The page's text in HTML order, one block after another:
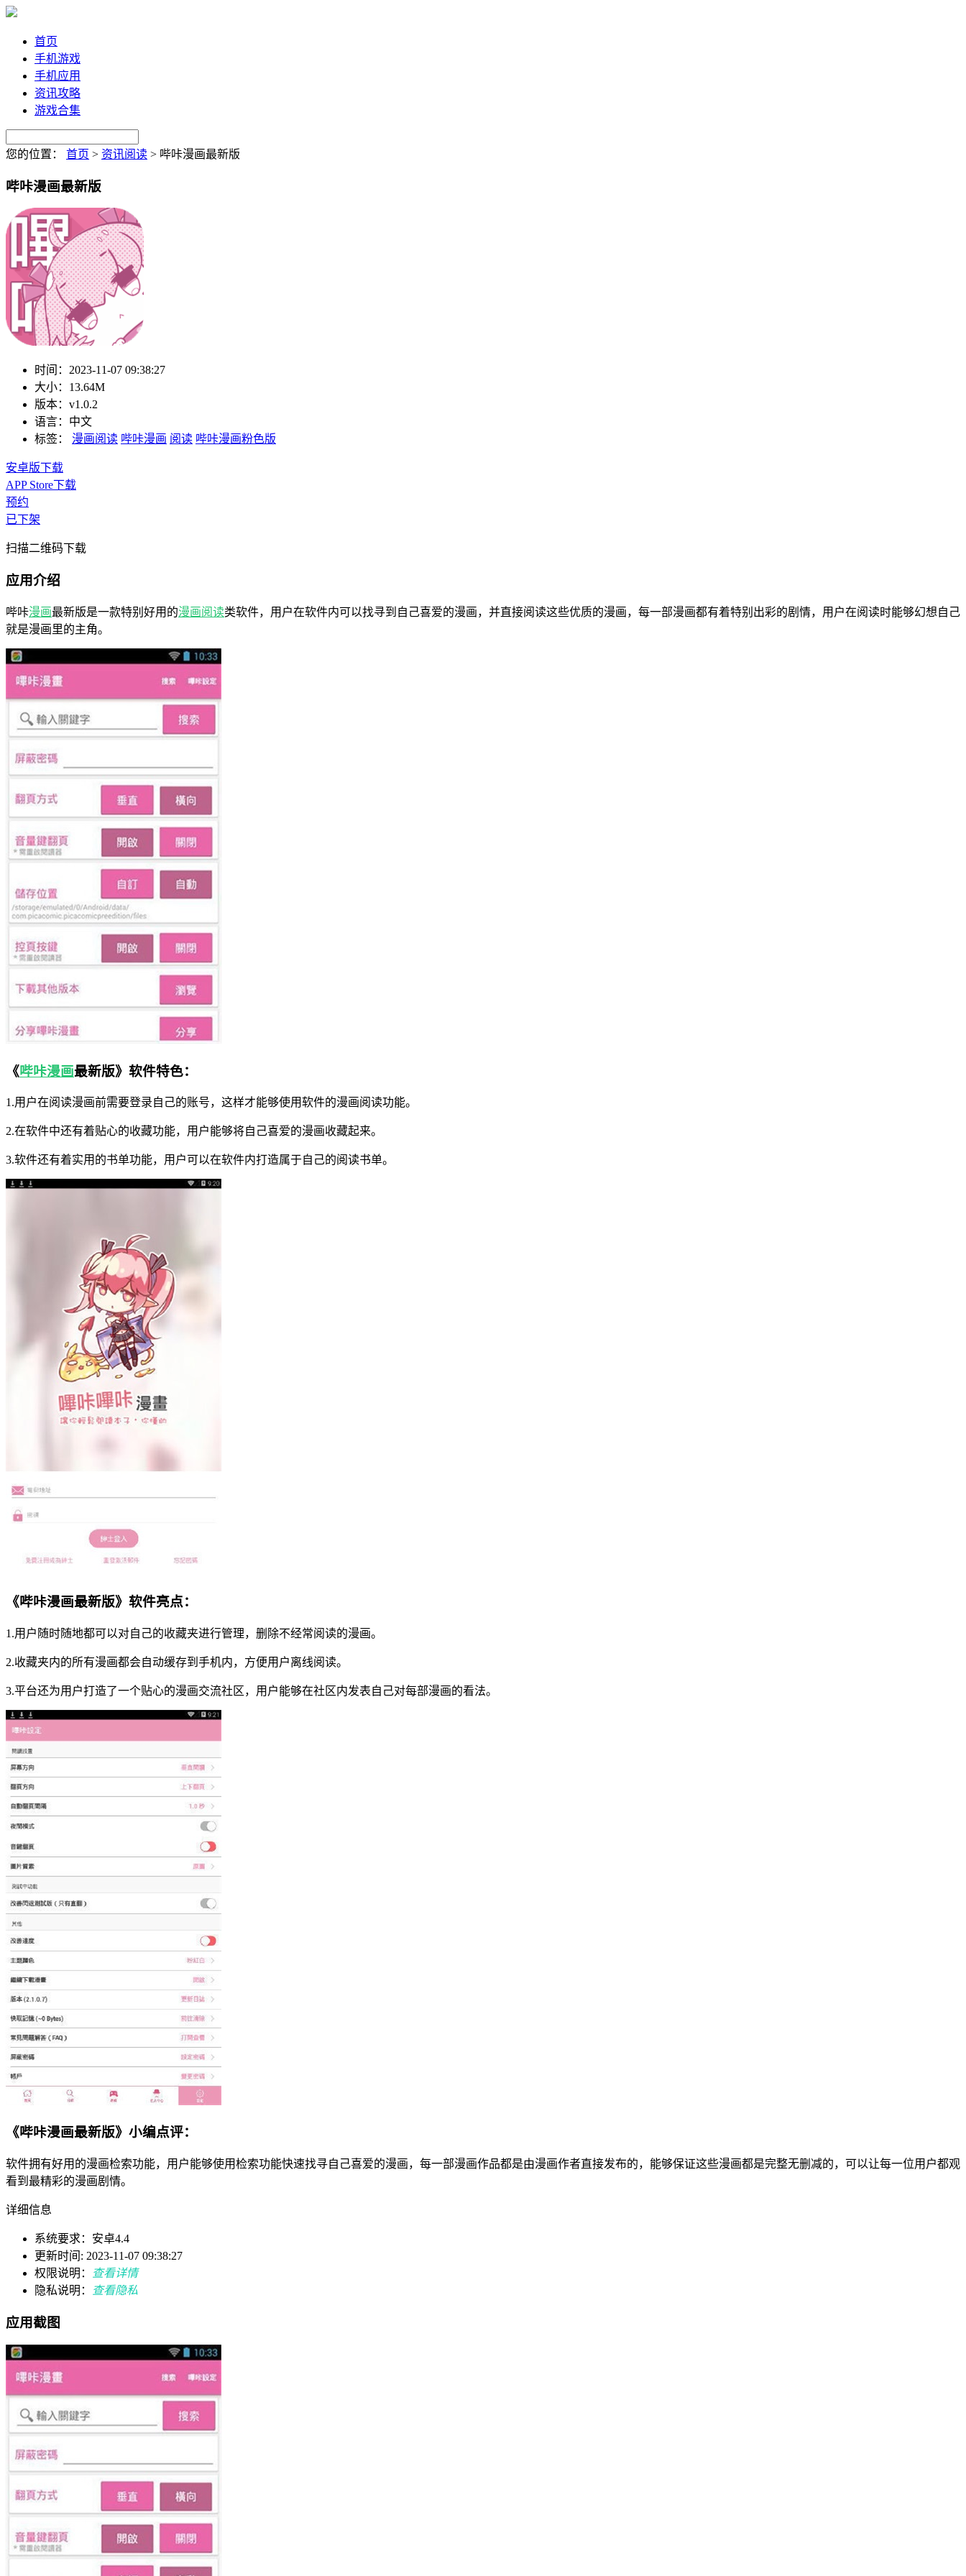
首页
手机游戏
手机应用
资讯攻略
游戏合集
您的位置： 首页 > 资讯阅读 > 哔咔漫画最新版
哔咔漫画最新版
时间： 2023-11-07 09:38:27
大小： 13.64M
版本： v1.0.2
语言： 中文
标签：
漫画阅读 哔咔漫画 阅读 哔咔漫画粉色版
安卓版下载
APP Store下载
预约
已下架
扫描二维码下载
应用介绍
哔咔漫画最新版是一款特别好用的漫画阅读类软件，用户在软件内可以找寻到自己喜爱的漫画，并直接阅读这些优质的漫画，每一部漫画都有着特别出彩的剧情，用户在阅读时能够幻想自己
就是漫画里的主角。
《哔咔漫画最新版》软件特色：
1.用户在阅读漫画前需要登录自己的账号，这样才能够使用软件的漫画阅读功能。
2.在软件中还有着贴心的收藏功能，用户能够将自己喜爱的漫画收藏起来。
3.软件还有着实用的书单功能，用户可以在软件内打造属于自己的阅读书单。
《哔咔漫画最新版》软件亮点：
1.用户随时随地都可以对自己的收藏夹进行管理，删除不经常阅读的漫画。
2.收藏夹内的所有漫画都会自动缓存到手机内，方便用户离线阅读。
3.平台还为用户打造了一个贴心的漫画交流社区，用户能够在社区内发表自己对每部漫画的看法。
《哔咔漫画最新版》小编点评：
软件拥有好用的漫画检索功能，用户能够使用检索功能快速找寻自己喜爱的漫画，每一部漫画作品都是由漫画作者直接发布的，能够保证这些漫画都是完整无删减的，可以让每一位用户都观
看到最精彩的漫画剧情。
详细信息
系统要求：安卓4.4
更新时间: 2023-11-07 09:38:27
权限说明：
查看详情
隐私说明：
查看隐私
应用截图